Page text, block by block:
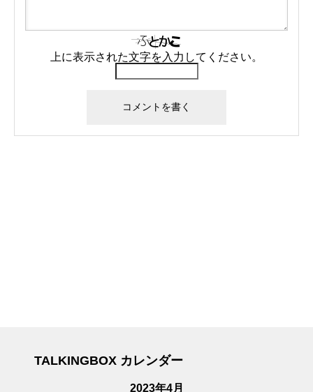
上に表示された文字を入力してください。
TALKINGBOX カレンダー
2023年4月